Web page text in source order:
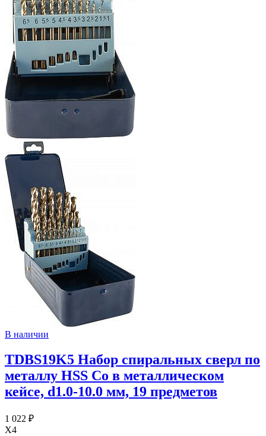
В наличии
TDBS19K5 Набор спиральных сверл по
металлу HSS Co в металлическом
кейсе, d1.0-10.0 мм, 19 предметов
1 022 ₽
X4